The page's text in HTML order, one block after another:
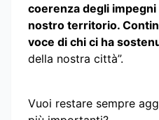
coerenza degli
nostro territorio.
voce di chi ci ha
della nostra città”.
Vuoi restare sempre